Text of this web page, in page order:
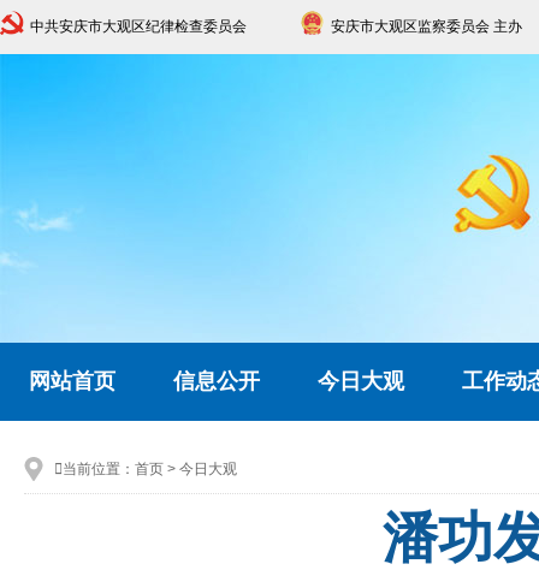
中共安庆市大观区纪律检查委员会 安庆市大观区监察委员会 主办
网站首页 信息公开 今日大观 工作动
当前位置： 首页 > 今日大观
潘功